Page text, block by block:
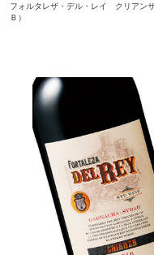
フォルタレザ・デル・レイ クリアン
Ｂ）